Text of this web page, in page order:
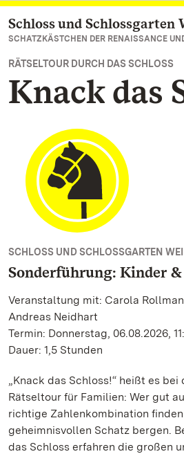
Zum Hauptinhalt springen
Schloss und Schlossgarten
SCHATZKÄSTCHEN DER RENAISSANCE
RÄTSELTOUR DURCH DAS SCHLOSS
Knack das
SCHLOSS UND SCHLOSSGARTEN
Sonderführung: Kinder
Veranstaltung mit: Carola
Andreas Neidhart
Termin: Donnerstag, 06.08.2026,
Dauer: 1,5 Stunden
„Knack das Schloss!“ heißt es
Rätseltour für Familien: Wer gut
richtige Zahlenkombination
geheimnisvollen Schatz bergen.
das Schloss erfahren die großen